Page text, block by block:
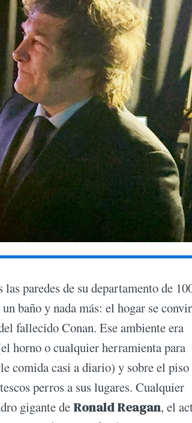
paredes de su departamento de
baño y nada más: el hogar se
fallecido Conan. Ese ambiente era
horno o cualquier herramienta para
comida casi a diario) y sobre el piso
perros a sus lugares. Cualquier
gigante de Ronald Reagan, el